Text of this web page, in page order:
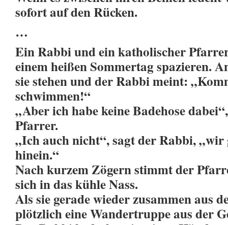
sofort auf den Rücken.
…
Ein Rabbi und ein katholischer
einem heißen Sommertag spazieren.
sie stehen und der Rabbi meint:
schwimmen!“
„Aber ich habe keine Badehose
Pfarrer.
„Ich auch nicht“, sagt der Rabbi, „wir
hinein.“
Nach kurzem Zögern stimmt der
sich in das kühle Nass.
Als sie gerade wieder zusammen aus
plötzlich eineWandertruppe aus der